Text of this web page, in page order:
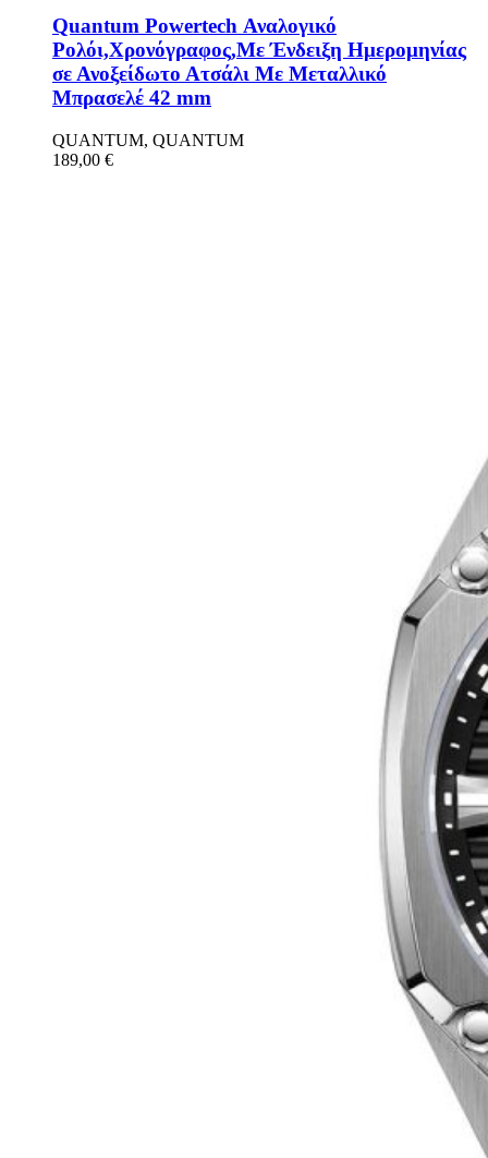
Quantum Powertech Αναλογικό
Ρολόι,Χρονόγραφος,Με Ένδειξη Ημερομηνίας
σε Ανοξείδωτο Ατσάλι Με Μεταλλικό
Μπρασελέ 42 mm
QUANTUM, QUANTUM
189,00 €